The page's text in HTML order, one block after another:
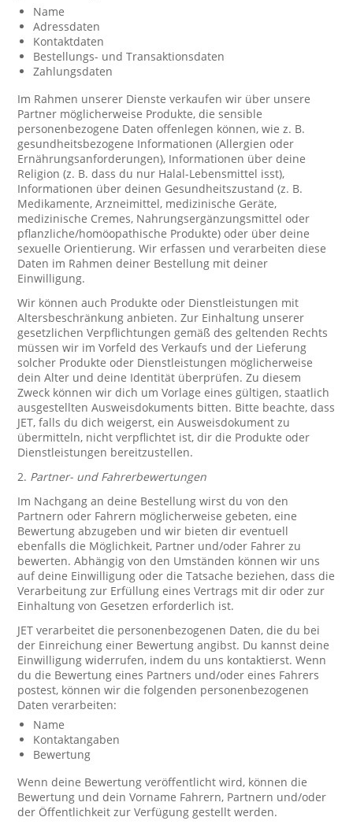
Name
Adressdaten
Kontaktdaten
Bestellungs- und Transaktionsdaten
Zahlungsdaten
Im Rahmen unserer Dienste verkaufen wir über unsere
Partner möglicherweise Produkte, die sensible
personenbezogene Daten offenlegen können, wie z. B.
gesundheitsbezogene Informationen (Allergien oder
Ernährungsanforderungen), Informationen über deine
Religion (z. B. dass du nur Halal-Lebensmittel isst),
Informationen über deinen Gesundheitszustand (z. B.
Medikamente, Arzneimittel, medizinische Geräte,
medizinische Cremes, Nahrungsergänzungsmittel oder
pflanzliche/homöopathische Produkte) oder über deine
sexuelle Orientierung. Wir erfassen und verarbeiten diese
Daten im Rahmen deiner Bestellung mit deiner
Einwilligung.
Wir können auch Produkte oder Dienstleistungen mit
Altersbeschränkung anbieten. Zur Einhaltung unserer
gesetzlichen Verpflichtungen gemäß des geltenden Rechts
müssen wir im Vorfeld des Verkaufs und der Lieferung
solcher Produkte oder Dienstleistungen möglicherweise
dein Alter und deine Identität überprüfen. Zu diesem
Zweck können wir dich um Vorlage eines gültigen, staatlich
ausgestellten Ausweisdokuments bitten. Bitte beachte, dass
JET, falls du dich weigerst, ein Ausweisdokument zu
übermitteln, nicht verpflichtet ist, dir die Produkte oder
Dienstleistungen bereitzustellen.
2. Partner- und Fahrerbewertungen
Im Nachgang an deine Bestellung wirst du von den
Partnern oder Fahrern möglicherweise gebeten, eine
Bewertung abzugeben und wir bieten dir eventuell
ebenfalls die Möglichkeit, Partner und/oder Fahrer zu
bewerten. Abhängig von den Umständen können wir uns
auf deine Einwilligung oder die Tatsache beziehen, dass die
Verarbeitung zur Erfüllung eines Vertrags mit dir oder zur
Einhaltung von Gesetzen erforderlich ist.
JET verarbeitet die personenbezogenen Daten, die du bei
der Einreichung einer Bewertung angibst. Du kannst deine
Einwilligung widerrufen, indem du uns kontaktierst. Wenn
du die Bewertung eines Partners und/oder eines Fahrers
postest, können wir die folgenden personenbezogenen
Daten verarbeiten:
Name
Kontaktangaben
Bewertung
Wenn deine Bewertung veröffentlicht wird, können die
Bewertung und dein Vorname Fahrern, Partnern und/oder
der Öffentlichkeit zur Verfügung gestellt werden.